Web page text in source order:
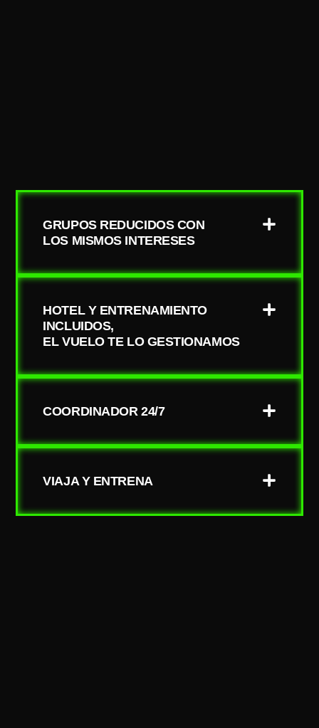
GRUPOS REDUCIDOS CON
LOS MISMOS INTERESES
HOTEL Y ENTRENAMIENTO
INCLUIDOS,
EL VUELO TE LO GESTIONAMOS
COORDINADOR 24/7
VIAJA Y ENTRENA